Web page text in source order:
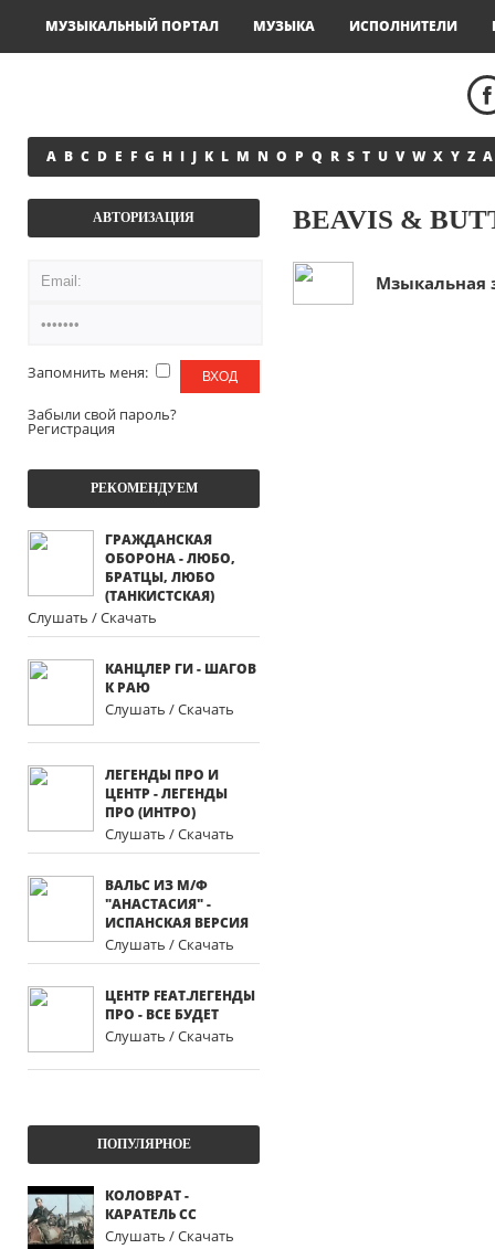
МУЗЫКАЛЬНЫЙ ПОРТАЛ МУЗЫКА ИСПОЛНИТЕЛИ
A B C D E F G H I J K L M N O P Q R S T U V W X Y Z А
АВТОРИЗАЦИЯ
Запомнить меня:
Забыли свой пароль?
Регистрация
РЕКОМЕНДУЕМ
ГРАЖДАНСКАЯ
ОБОРОНА - ЛЮБО,
БРАТЦЫ, ЛЮБО
(ТАНКИСТСКАЯ)
Слушать / Скачать
КАНЦЛЕР ГИ - ШАГОВ
К РАЮ
Слушать / Скачать
ЛЕГЕНДЫ ПРО И
ЦЕНТР - ЛЕГЕНДЫ
ПРО (ИНТРО)
Слушать / Скачать
ВАЛЬС ИЗ М/Ф
"АНАСТАСИЯ" -
ИСПАНСКАЯ ВЕРСИЯ
Слушать / Скачать
ЦЕНТР FEAT.ЛЕГЕНДЫ
ПРО - ВСЕ БУДЕТ
Слушать / Скачать
ПОПУЛЯРНОЕ
КОЛОВРАТ -
КАРАТЕЛЬ СС
Слушать / Скачать
BEAVIS &
Mзыкальная